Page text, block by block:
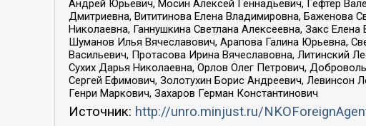
Андрей Юрьевич, Мосин Алексей Геннадьевич, Гефтер
Дмитриевна, Вититинова Елена Владимировна, Баженова
Николаевна, Ганнушкина Светлана Алексеевна, Закс
Шуманов Илья Вячеславович, Арапова Галина Юрьевна,
Васильевич, Протасова Ирина Вячеславовна, Литинский
Сухих Дарья Николаевна, Орлов Олег Петрович,
Сергей Ефимович, Золотухин Борис Андреевич,
Генри Маркович, Захаров Герман Константинович
Источник: http://unro.minjust.ru/